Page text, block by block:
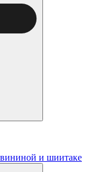
и шиитаке